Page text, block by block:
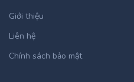
Giới thiệu
Liên hệ
Chính sách bảo mật